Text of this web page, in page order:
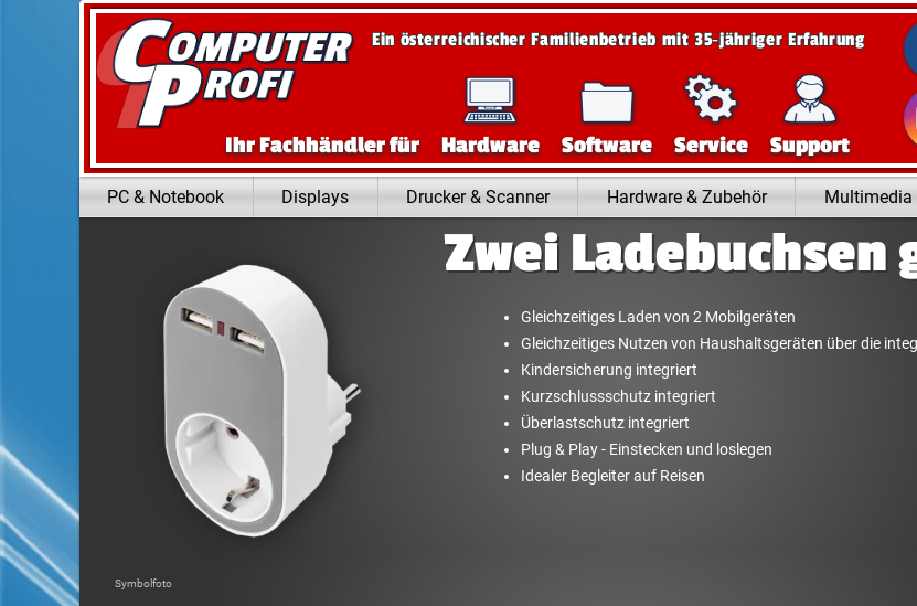
Zum Inhalt springen
Ein österreichischer Familienbetrieb mit 35‑jähriger Erfahrung
Ihr Fachhändler für Hardware Software Service Support
PC & Notebook Displays Drucker & Scanner Hardware & Zubehör Multimedia
Symbolfoto
Zwei
Gleichzeitiges Laden von 2 Mobilgeräten
Gleichzeitiges Nutzen von Haushaltsgeräten über die
Kindersicherung integriert
Kurzschlussschutz integriert
Überlastschutz integriert
Plug & Play - Einstecken und loslegen
Idealer Begleiter auf Reisen